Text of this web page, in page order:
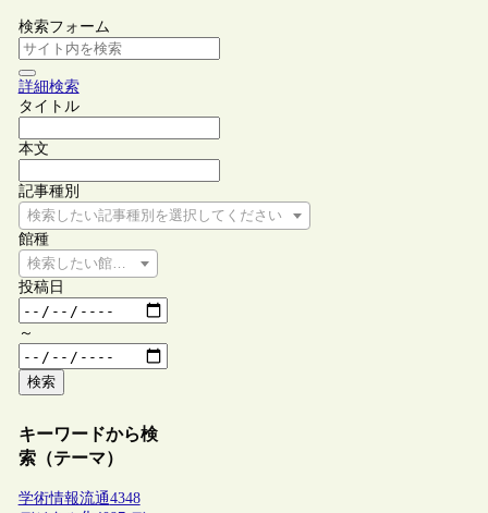
検索フォーム
詳細検索
タイトル
本文
記事種別
検索したい記事種別を選択してください
館種
検索したい館種を選択してください
投稿日
～
検索
キーワードから検
索（テーマ）
学術情報流通4348